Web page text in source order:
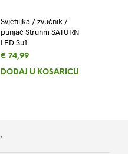
Svjetiljka / zvučnik /
punjač Strühm SATURN
LED 3u1
€ 74,99
DODAJ U KOŠARICU